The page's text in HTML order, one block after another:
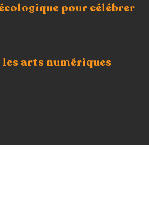
pour célébrer
arts numériques